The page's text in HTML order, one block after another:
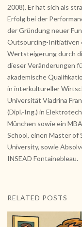
2008). Er hat sich als
Erfolg bei der
der Gründung neuer
Outsourcing-Initiativen
Wertsteigerung durch
dieser Veränderungen
akademische
in interkultureller
Universität Viadrina
(Dipl.-Ing.) in
München sowie ein
School, einen Master of
University, sowie
INSEAD Fontainebleau.
RELATED POSTS